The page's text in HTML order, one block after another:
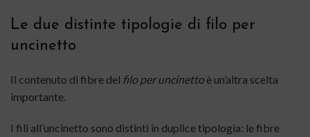
Le due distinte tipologie di filo per
uncinetto
Il contenuto di fibre del filo per uncinettoè un’altra scelta
importante.
I fili all’uncinetto sono distinti in duplice tipologia: le fibre